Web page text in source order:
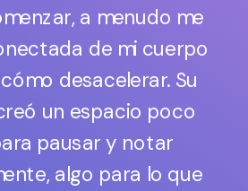
a menudo me
de mi cuerpo
desacelerar. Su
un espacio poco
pausar y notar
algo para lo que